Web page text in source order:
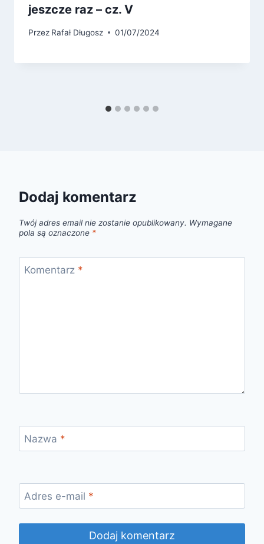
jeszcze raz – cz. V
Przez Rafał Długosz 01/07/2024
Dodaj komentarz
Twój adres email nie zostanie opublikowany. Wymagane
pola są oznaczone *
Komentarz *
Nazwa *
Adres e-mail *